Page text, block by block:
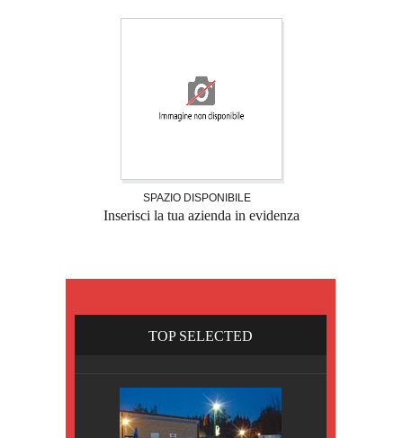
SPAZIO DISPONIBILE
Inserisci la tua azienda in evidenza
TOP SELECTED